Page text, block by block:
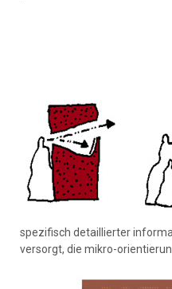
spezifisch detaillierter
versorgt, die mikro-